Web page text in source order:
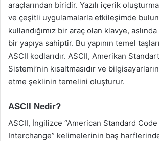
araçlarından biridir. Yazılı içerik
ve çeşitli uygulamalarla etkileşimde
kullandığımız bir araç olan klavye,
bir yapıya sahiptir. Bu yapının temel
ASCII kodlarıdır. ASCII, Amerikan
Sistemi’nin kısaltmasıdır ve
etme şeklinin temelini oluşturur.
ASCII Nedir?
ASCII, İngilizce “American Standard
Interchange” kelimelerinin baş